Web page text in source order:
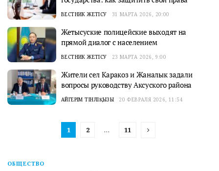
ВЕСТНИК ЖЕТІСУ 31 МАРТА 2026, 20:00
Жетысуские полицейские выходят на
прямой диалог с населением
ВЕСТНИК ЖЕТІСУ 23 МАРТА 2026, 9:00
Жители сел Каракоз и Жаналык задали
вопросы руководству Аксуского района
АЙГЕРІМ ТІНӘЛІҚЫЗЫ 20 ФЕВРАЛЯ 2026, 11:54
1 2 … 11
ОБЩЕСТВО